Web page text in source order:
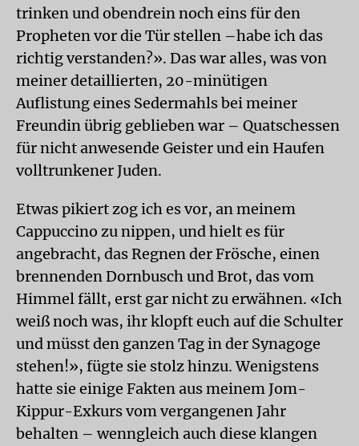
trinken und obendrein noch eins für den
Propheten vor die Tür stellen –habe ich das
richtig verstanden?». Das war alles, was von
meiner detaillierten, 20-minütigen
Auflistung eines Sedermahls bei meiner
Freundin übrig geblieben war – Quatschessen
für nicht anwesende Geister und ein Haufen
volltrunkener Juden.
Etwas pikiert zog ich es vor, an meinem
Cappuccino zu nippen, und hielt es für
angebracht, das Regnen der Frösche, einen
brennenden Dornbusch und Brot, das vom
Himmel fällt, erst gar nicht zu erwähnen. «Ich
weiß noch was, ihr klopft euch auf die Schulter
und müsst den ganzen Tag in der Synagoge
stehen!», fügte sie stolz hinzu. Wenigstens
hatte sie einige Fakten aus meinem Jom-
Kippur-Exkurs vom vergangenen Jahr
behalten – wenngleich auch diese klangen